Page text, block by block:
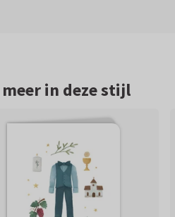
meer in deze stijl